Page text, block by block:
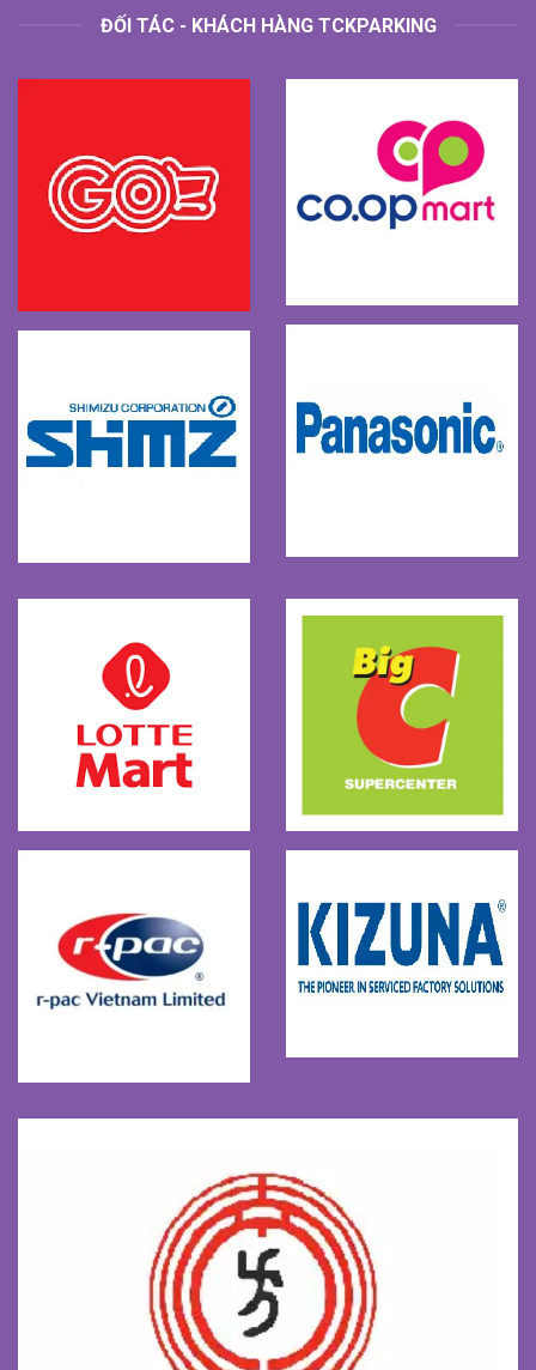
ĐỐI TÁC - KHÁCH HÀNG TCKPARKING